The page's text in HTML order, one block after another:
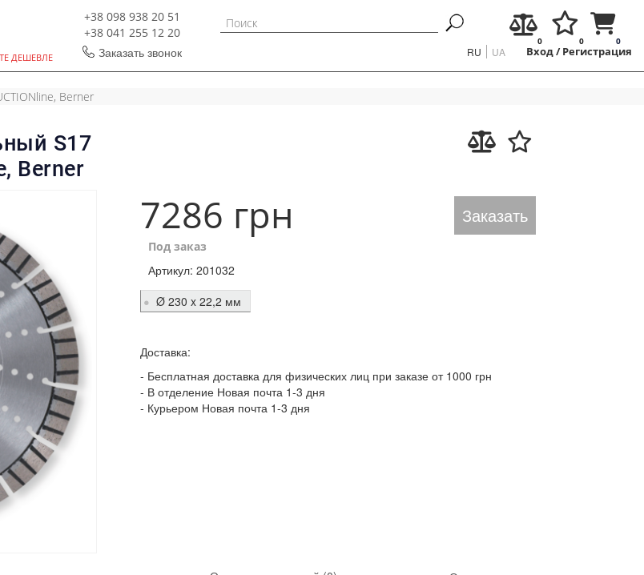
ДЕШЕВЛЕ
+38 098 938 20 51
+38 041 255 12 20
Заказать звонок
0
0
0
Вход/Регистрация
RU UA
Berner
S17
Berner
7286 грн Заказать
Под заказ
Артикул: 201032
Ø 230 x 22,2 мм
Доставка:
Бесплатная доставка для физических лиц при заказе от 1000 грн
В отделение Новая почта 1-3 дня
Курьером Новая почта 1-3 дня